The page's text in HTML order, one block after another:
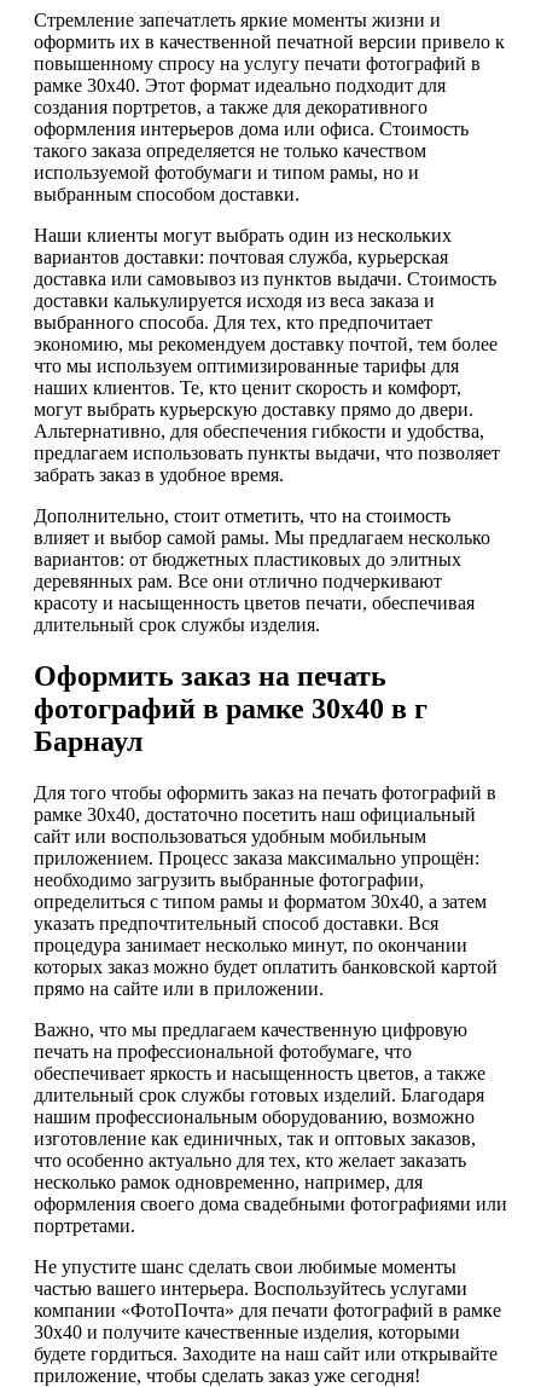
Стремление запечатлеть яркие моменты жизни и
оформить их в качественной печатной версии привело к
повышенному спросу на услугу печати фотографий в
рамке 30х40. Этот формат идеально подходит для
создания портретов, а также для декоративного
оформления интерьеров дома или офиса. Стоимость
такого заказа определяется не только качеством
используемой фотобумаги и типом рамы, но и
выбранным способом доставки.
Наши клиенты могут выбрать один из нескольких
вариантов доставки: почтовая служба, курьерская
доставка или самовывоз из пунктов выдачи. Стоимость
доставки калькулируется исходя из веса заказа и
выбранного способа. Для тех, кто предпочитает
экономию, мы рекомендуем доставку почтой, тем более
что мы используем оптимизированные тарифы для
наших клиентов. Те, кто ценит скорость и комфорт,
могут выбрать курьерскую доставку прямо до двери.
Альтернативно, для обеспечения гибкости и удобства,
предлагаем использовать пункты выдачи, что позволяет
забрать заказ в удобное время.
Дополнительно, стоит отметить, что на стоимость
влияет и выбор самой рамы. Мы предлагаем несколько
вариантов: от бюджетных пластиковых до элитных
деревянных рам. Все они отлично подчеркивают
красоту и насыщенность цветов печати, обеспечивая
длительный срок службы изделия.
Оформить заказ на печать
фотографий в рамке 30х40 в г
Барнаул
Для того чтобы оформить заказ на печать фотографий в
рамке 30х40, достаточно посетить наш официальный
сайт или воспользоваться удобным мобильным
приложением. Процесс заказа максимально упрощён:
необходимо загрузить выбранные фотографии,
определиться с типом рамы и форматом 30х40, а затем
указать предпочтительный способ доставки. Вся
процедура занимает несколько минут, по окончании
которых заказ можно будет оплатить банковской картой
прямо на сайте или в приложении.
Важно, что мы предлагаем качественную цифровую
печать на профессиональной фотобумаге, что
обеспечивает яркость и насыщенность цветов, а также
длительный срок службы готовых изделий. Благодаря
нашим профессиональным оборудованию, возможно
изготовление как единичных, так и оптовых заказов,
что особенно актуально для тех, кто желает заказать
несколько рамок одновременно, например, для
оформления своего дома свадебными фотографиями или
портретами.
Не упустите шанс сделать свои любимые моменты
частью вашего интерьера. Воспользуйтесь услугами
компании «ФотоПочта» для печати фотографий в рамке
30х40 и получите качественные изделия, которыми
будете гордиться. Заходите на наш сайт или открывайте
приложение, чтобы сделать заказ уже сегодня!